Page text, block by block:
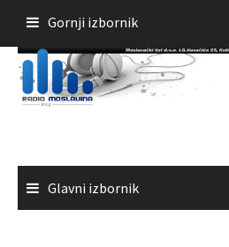
sadržaja
Gornji izbornik
Glavni izbornik